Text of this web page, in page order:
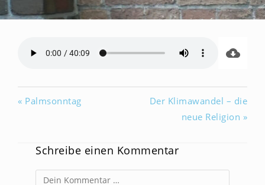
« Palmsonntag
Der Klimawandel – die
neue Religion »
Schreibe einen Kommentar
Kommentar